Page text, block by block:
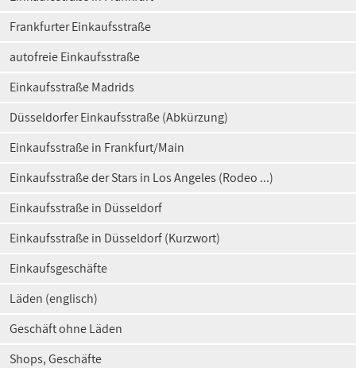
Frankfurter Einkaufsstraße
autofreie Einkaufsstraße
Einkaufsstraße Madrids
Düsseldorfer Einkaufsstraße (Abkürzung)
Einkaufsstraße in Frankfurt/Main
Einkaufsstraße der Stars in Los Angeles (Rodeo ...)
Einkaufsstraße in Düsseldorf
Einkaufsstraße in Düsseldorf (Kurzwort)
Einkaufsgeschäfte
Läden (englisch)
Geschäft ohne Läden
Shops, Geschäfte